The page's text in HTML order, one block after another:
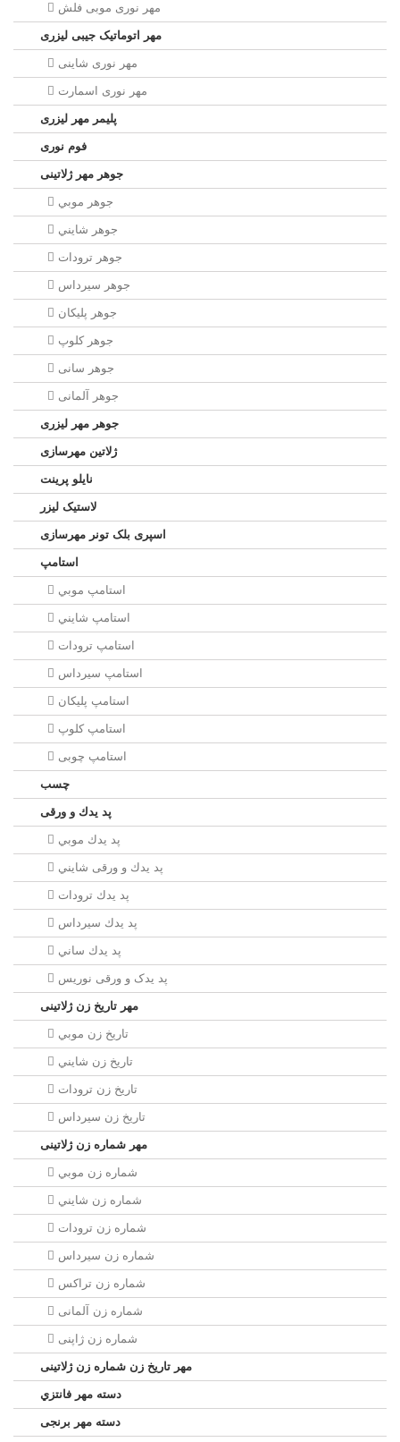
مهر نوری موبی فلش
مهر اتوماتیک جیبی لیزری
مهر نوری شاینی
مهر نوری اسمارت
پلیمر مهر لیزری
فوم نوری
جوهر مهر ژلاتینی
جوهر موبي
جوهر شايني
جوهر ترودات
جوهر سيرداس
جوهر پلیکان
جوهر کلوپ
جوهر سانی
جوهر آلمانی
جوهر مهر لیزری
ژلاتين مهرسازی
نایلو پرینت
لاستیک لیزر
اسپری بلک تونر مهرسازی
استامپ
استامپ موبي
استامپ شايني
استامپ ترودات
استامپ سيرداس
استامپ پلیکان
استامپ کلوپ
استامپ چوبی
چسب
پد يدك و ورقی
پد يدك موبي
پد يدك و ورقی شايني
پد يدك ترودات
پد يدك سيرداس
پد يدك ساني
پد یدک و ورقی نوریس
مهر تاريخ زن ژلاتینی
تاريخ زن موبي
تاريخ زن شايني
تاريخ زن ترودات
تاريخ زن سيرداس
مهر شماره زن ژلاتینی
شماره زن موبي
شماره زن شايني
شماره زن ترودات
شماره زن سيرداس
شماره زن تراکس
شماره زن آلمانی
شماره زن ژاپنی
مهر تاریخ زن شماره زن ژلاتینی
دسته مهر فانتزي
دسته مهر برنجی